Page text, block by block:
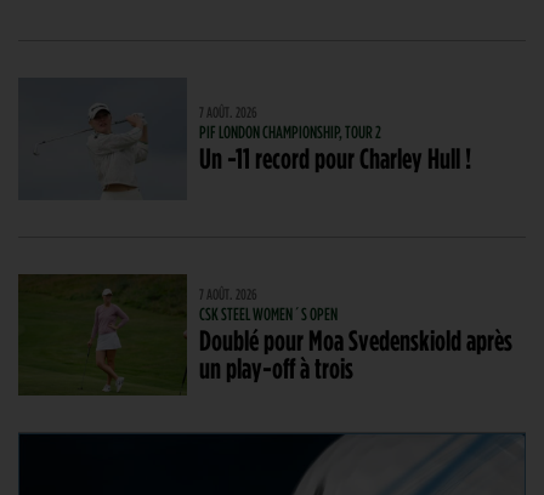
7 AOÛT. 2026
PIF LONDON CHAMPIONSHIP, TOUR 2
Un -11 record pour Charley Hull !
7 AOÛT. 2026
CSK STEEL WOMEN´S OPEN
Doublé pour Moa Svedenskiold après
un play-off à trois